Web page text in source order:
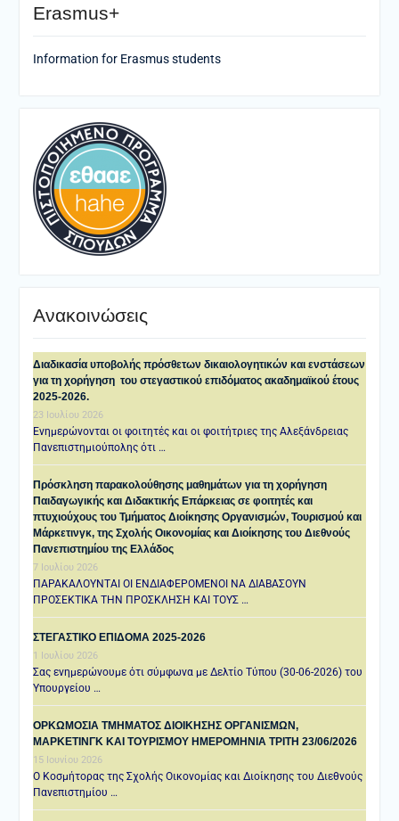
Erasmus+
Information for Erasmus students
Ανακοινώσεις
Διαδικασία υποβολής πρόσθετων δικαιολογητικών και ενστάσεων
για τη χορήγηση του στεγαστικού επιδόματος ακαδημαϊκού έτους
2025-2026.
23 Ιουλίου 2026
Ενημερώνονται οι φοιτητές και οι φοιτήτριες της Αλεξάνδρειας
Πανεπιστημιούπολης ότι …
Πρόσκληση παρακολούθησης μαθημάτων για τη χορήγηση
Παιδαγωγικής και Διδακτικής Επάρκειας σε φοιτητές και
πτυχιούχους του Τμήματος Διοίκησης Οργανισμών, Τουρισμού και
Μάρκετινγκ, της Σχολής Οικονομίας και Διοίκησης του Διεθνούς
Πανεπιστημίου της Ελλάδος
7 Ιουλίου 2026
ΠΑΡΑΚΑΛΟΥΝΤΑΙ ΟΙ ΕΝΔΙΑΦΕΡΟΜΕΝΟΙ ΝΑ ΔΙΑΒΑΣΟΥΝ
ΠΡΟΣΕΚΤΙΚΑ ΤΗΝ ΠΡΟΣΚΛΗΣΗ ΚΑΙ ΤΟΥΣ …
ΣΤΕΓΑΣΤΙΚΟ ΕΠΙΔΟΜΑ 2025-2026
1 Ιουλίου 2026
Σας ενημερώνουμε ότι σύμφωνα με Δελτίο Τύπου (30-06-2026) του
Υπουργείου …
ΟΡΚΩΜΟΣΙΑ ΤΜΗΜΑΤΟΣ ΔΙΟΙΚΗΣΗΣ ΟΡΓΑΝΙΣΜΩΝ,
ΜΑΡΚΕΤΙΝΓΚ ΚΑΙ ΤΟΥΡΙΣΜΟΥ ΗΜΕΡΟΜΗΝΙΑ TΡΙΤΗ 23/06/2026
15 Ιουνίου 2026
Ο Κοσμήτορας της Σχολής Οικονομίας και Διοίκησης του Διεθνούς
Πανεπιστημίου …